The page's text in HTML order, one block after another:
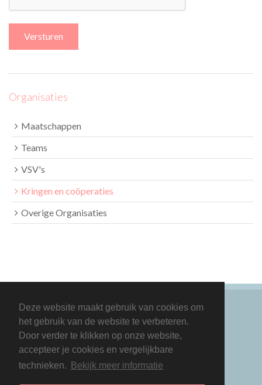
Deze website maakt gebruik van cookies om
het gebruik van de website te verbeteren.
Door verder te klikken op onze website,
accepteer je cookies en vergelijkbare
technieken.
Bekijk meer informatie
Organisaties
Maatschappen
Teams
VSV's
Kringen en coöperaties
Overige Organisaties
Copyright 2026 Dockwerk